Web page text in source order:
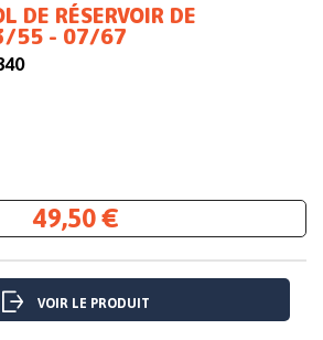
DE RÉSERVOIR DE
55 - 07/67
49,50 €
VOIR LE PRODUIT